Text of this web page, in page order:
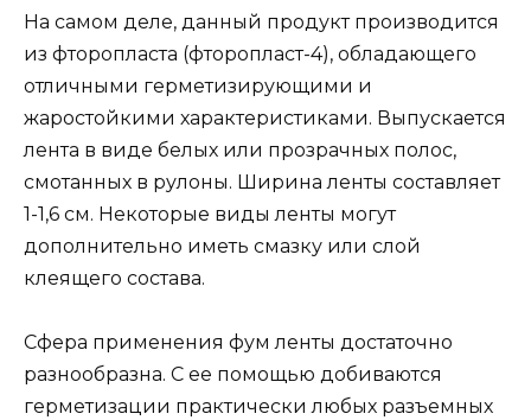
На самом деле, данный продукт производится
из фторопласта (фторопласт-4), обладающего
отличными герметизирующими и
жаростойкими характеристиками. Выпускается
лента в виде белых или прозрачных полос,
смотанных в рулоны. Ширина ленты составляет
1-1,6 см. Некоторые виды ленты могут
дополнительно иметь смазку или слой
клеящего состава.
Сфера применения фум ленты достаточно
разнообразна. С ее помощью добиваются
герметизации практически любых разъемных